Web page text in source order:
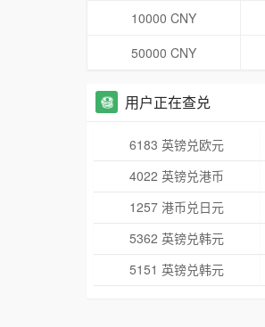
10000 CNY
50000 CNY
用户正在查兑
6183 英镑兑欧元
4022 英镑兑港币
1257 港币兑日元
5362 英镑兑韩元
5151 英镑兑韩元